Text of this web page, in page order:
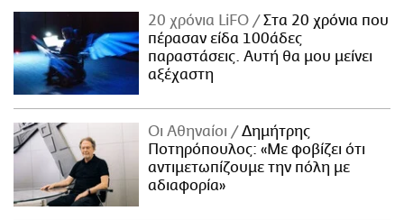
20 χρόνια LiFO
Στα 20 χρόνια που
πέρασαν είδα 100άδες
παραστάσεις. Αυτή θα μου μείνει
αξέχαστη
Οι Αθηναίοι
Δημήτρης
Ποτηρόπουλος: «Με φοβίζει ότι
αντιμετωπίζουμε την πόλη με
αδιαφορία»